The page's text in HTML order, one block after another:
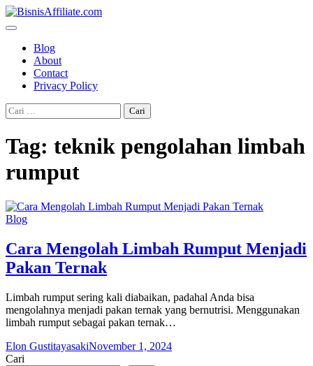
Skip
to
Blog
About
Contact
Privacy Policy
Cari
untuk:
Tag: teknik pengolahan limbah
rumput
Blog
Cara Mengolah Limbah Rumput Menjadi
Pakan Ternak
Limbah rumput sering kali diabaikan, padahal Anda bisa
mengolahnya menjadi pakan ternak yang bernutrisi. Menggunakan
limbah rumput sebagai pakan ternak…
Elon GustitayasakiNovember 1, 2024
Cari